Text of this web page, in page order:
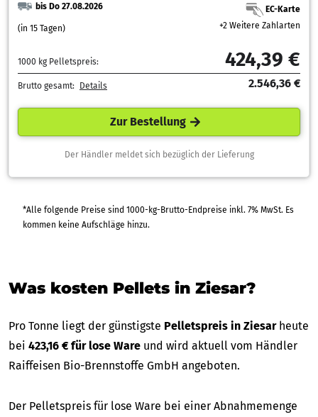
bis Do 27.08.2026
(in 15 Tagen)
EC-Karte
+2 Weitere Zahlarten
1000 kg Pelletspreis: 424,39 €
Brutto gesamt: Details 2.546,36 €
Zur Bestellung
Der Händler meldet sich bezüglich der Lieferung
*Alle folgende Preise sind 1000-kg-Brutto-Endpreise inkl. 7% MwSt. Es
kommen keine Aufschläge hinzu.
Was kosten Pellets in Ziesar?
Pro Tonne liegt der günstigste Pelletspreis in Ziesar heute
bei 423,16 € für lose Ware und wird aktuell vom Händler
Raiffeisen Bio-Brennstoffe GmbH angeboten.
Der Pelletspreis für lose Ware bei einer Abnahmemenge